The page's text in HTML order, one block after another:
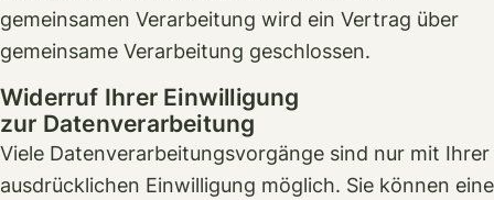
gemeinsamen Verarbeitung wird ein Vertrag über
gemeinsame Verarbeitung geschlossen.
Widerruf Ihrer Einwilligung
zur Datenverarbeitung
Viele Datenverarbeitungsvorgänge sind nur mit Ihrer
ausdrücklichen Einwilligung möglich. Sie können eine